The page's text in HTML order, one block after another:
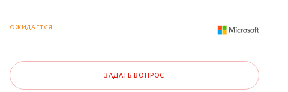
ОЖИДАЕТСЯ
ЗАДАТЬ ВОПРОС